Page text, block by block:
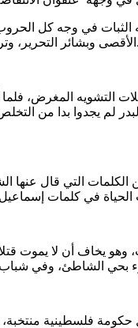
الثبات في وجه كل
الأقصى وبشائر التحرير، وترى في وجهه استغاثات الأقصى ونداءات القدس وآمال المستضعفين.
التشويه المغرض،
لم يجدوا بدا من
الكلمات التي قال
يخاف أن لا يموت
حكومة فلسطينية